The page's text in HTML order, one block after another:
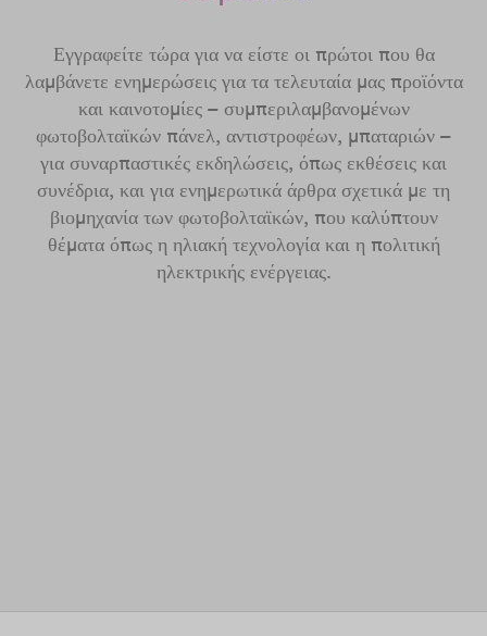
Εγγραφείτε τώρα για να είστε οι πρώτοι που θα
λαμβάνετε ενημερώσεις για τα τελευταία μας προϊόντα
και καινοτομίες – συμπεριλαμβανομένων
φωτοβολταϊκών πάνελ, αντιστροφέων, μπαταριών –
για συναρπαστικές εκδηλώσεις, όπως εκθέσεις και
συνέδρια, και για ενημερωτικά άρθρα σχετικά με τη
βιομηχανία των φωτοβολταϊκών, που καλύπτουν
θέματα όπως η ηλιακή τεχνολογία και η πολιτική
ηλεκτρικής ενέργειας.